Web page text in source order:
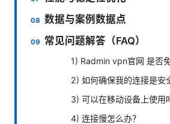
数据与案例数据点
常见问题解答（FAQ）
1) Radmin vpn官网 是否
2) 如何确保我的连接是安
3) 可以在移动设备上使用
4) 连接慢怎么办？